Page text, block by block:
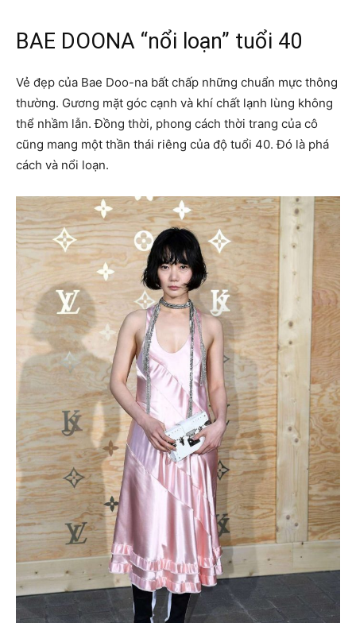
BAE DOONA “nổi loạn” tuổi 40
Vẻ đẹp của Bae Doo-na bất chấp những chuẩn mực thông
thường. Gương mặt góc cạnh và khí chất lạnh lùng không
thể nhầm lẫn. Đồng thời, phong cách thời trang của cô
cũng mang một thần thái riêng của độ tuổi 40. Đó là phá
cách và nổi loạn.